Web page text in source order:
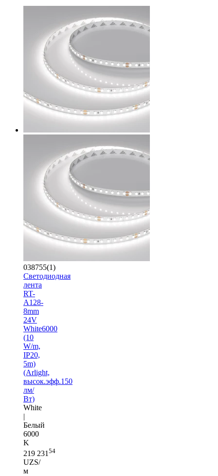
038755(1)
Светодиодная
лента
RT-
A128-
8mm
24V
White6000
(10
W/m,
IP20,
5m)
(Arlight,
высок.эфф.150
лм/
Вт)
White
|
Белый
6000
K
219 231 54
UZS/
м